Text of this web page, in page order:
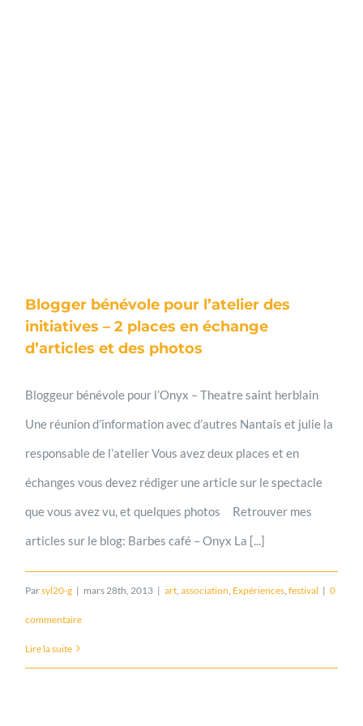
Blogger bénévole pour l’atelier des
initiatives – 2 places en échange
d’articles et des photos
Bloggeur bénévole pour l’Onyx – Theatre saint herblain
Une réunion d’information avec d’autres Nantais et julie la
responsable de l’atelier Vous avez deux places et en
échanges vous devez rédiger une article sur le spectacle
que vous avez vu, et quelques photos Retrouver mes
articles sur le blog: Barbes café – Onyx La [...]
Parsyl20-g | mars 28th, 2013 | art ,association Expériences ,festival | 0
commentaire
Lire la suite